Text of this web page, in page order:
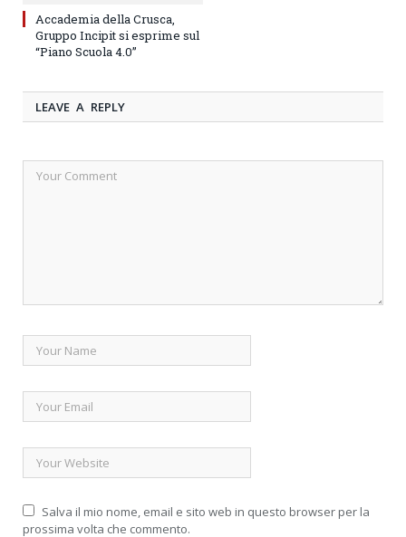
Accademia della Crusca,
Gruppo Incipit si esprime sul
“Piano Scuola 4.0”
LEAVE A REPLY
Salva il mio nome, email e sito web in questo browser per la
prossima volta che commento.